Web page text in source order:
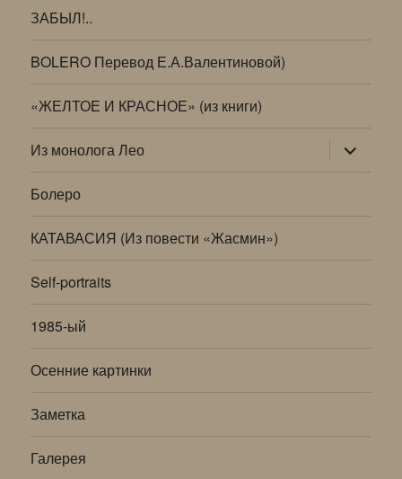
ЗАБЫЛ!..
BOLERO Перевод Е.А.Валентиновой)
«ЖЕЛТОЕ И КРАСНОЕ» (из книги)
Из монолога Лео раскрыть
дочернее
меню
Болеро
КАТАВАСИЯ (Из повести «Жасмин»)
Self-portraits
1985-ый
Осенние картинки
Заметка
Галерея